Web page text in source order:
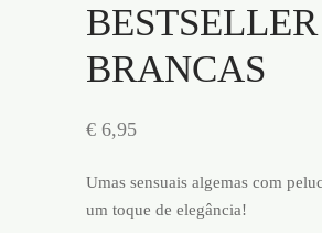
BRANCAS
€ 6,95
Umas sensuais algemas com
um toque de elegância!